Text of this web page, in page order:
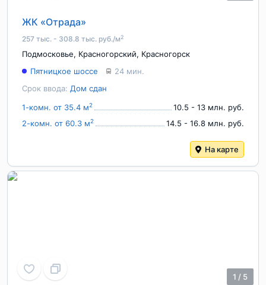
ЖК «Отрада»
257 тыс. - 308.8 тыс. руб./м2
Подмосковье, Красногорский, Красногорск
Срок ввода: Дом сдан
Пятницкое шоссе 24 мин.
1-комн. от 35.4 м2
10.5 - 13 млн. руб.
2-комн. от 60.3 м2 14.5 - 16.8 млн. руб.
На карте
1 / 5